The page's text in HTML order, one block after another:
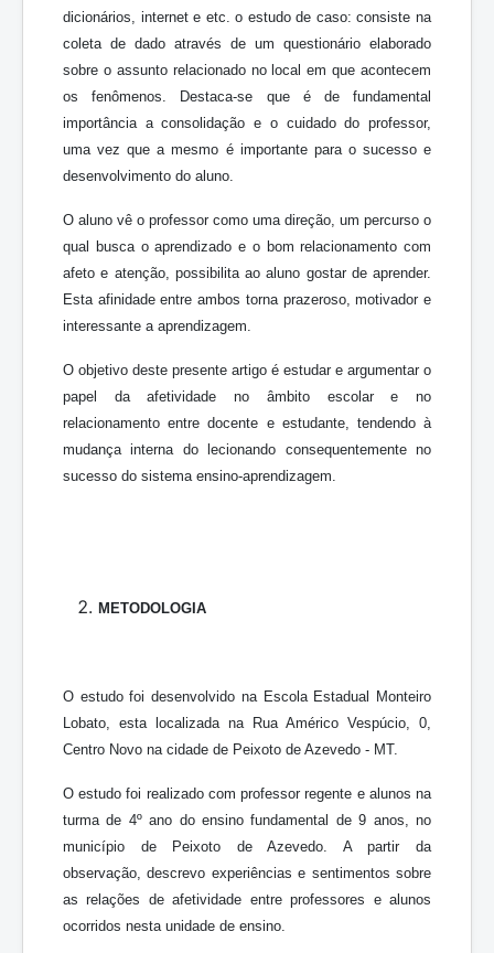
dicionários, internet e etc. o estudo de caso: consiste na
coleta de dado através de um questionário elaborado
sobre o assunto relacionado no local em que acontecem
os fenômenos. Destaca-se que é de fundamental
importância a consolidação e o cuidado do professor,
uma vez que a mesmo é importante para o sucesso e
desenvolvimento do aluno.
O aluno vê o professor como uma direção, um percurso o
qual busca o aprendizado e o bom relacionamento com
afeto e atenção, possibilita ao aluno gostar de aprender.
Esta afinidade entre ambos torna prazeroso, motivador e
interessante a aprendizagem.
O objetivo deste presente artigo é estudar e argumentar o
papel da afetividade no âmbito escolar e no
relacionamento entre docente e estudante, tendendo à
mudança interna do lecionando consequentemente no
sucesso do sistema ensino-aprendizagem.
METODOLOGIA
O estudo foi desenvolvido na Escola Estadual Monteiro
Lobato, esta localizada na Rua Américo Vespúcio, 0,
Centro Novo na cidade de Peixoto de Azevedo - MT.
O estudo foi realizado com professor regente e alunos na
turma de 4º ano do ensino fundamental de 9 anos, no
município de Peixoto de Azevedo. A partir da
observação, descrevo experiências e sentimentos sobre
as relações de afetividade entre professores e alunos
ocorridos nesta unidade de ensino.